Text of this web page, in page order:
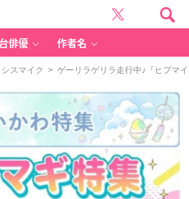
俳優 作者名
スマイク > ゲーリラゲリラ走行中♪『ヒプマ